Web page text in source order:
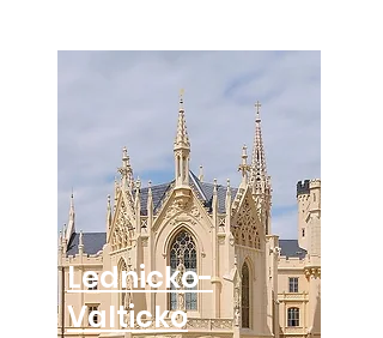
Lednicko-
Valticko